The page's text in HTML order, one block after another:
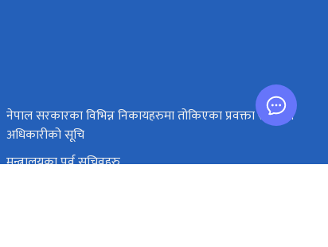
नेपाल सरकारका विभिन्न निकायहरुमा तोकिएका प्रवक्ता र सूचना
अधिकारीको सूचि
मन्त्रालयका पूर्व सचिवहरु